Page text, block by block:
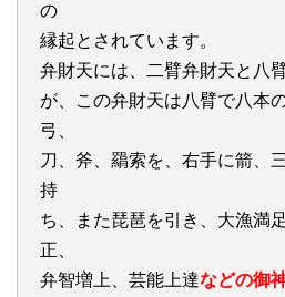
の
縁起とされています。
弁財天には、二臂弁財天と八
が、この弁財天は八臂で八本
弓、
刀、斧、羂索を、右手に箭、
持
ち、また琵琶を引き、大漁満
正、
弁智増上、芸能上達などの御